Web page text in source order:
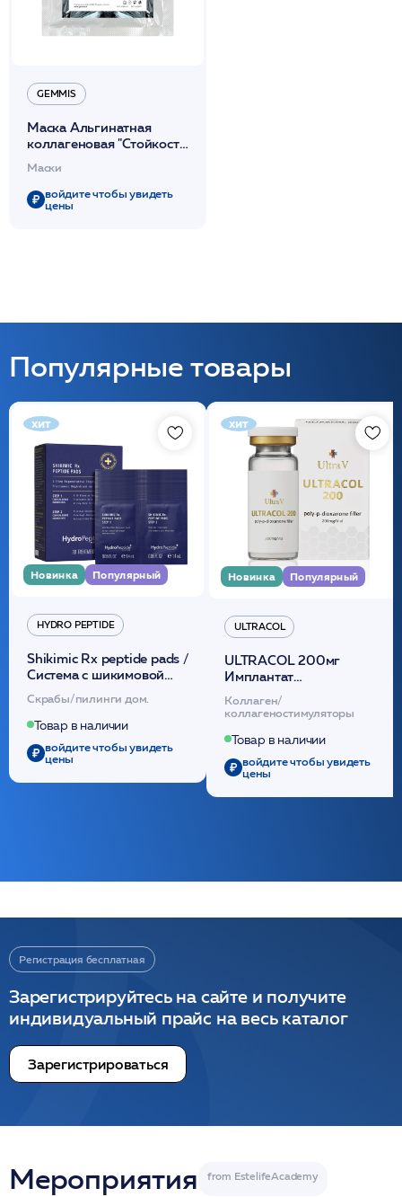
GEMMIS
Маска Альгинатная
коллагеновая "Стойкость
Маски
войдите чтобы увидеть
цены
Популярные товары
хит
Новинка Популярный
HYDRO PEPTIDE
Shikimic Rx peptide pads /
Cистема с шикимовой
кислотой обновляющая
(30шт) /HP
Скрабы/пилинги дом.
Товар в наличии
войдите чтобы увидеть
цены
хит
Новинка Популярный
ULTRACOL
ULTRACOL 200мг
Имплантат
внутридермальный,
стерильный на основе
полидиоксанона
/ULTRACOL
Коллаген/
коллагеностимуляторы
Товар в наличии
войдите чтобы увидеть
цены
Регистрация бесплатная
Зарегистрируйтесь на сайте и получите
индивидуальный прайс на весь каталог
Зарегистрироваться
Мероприятия